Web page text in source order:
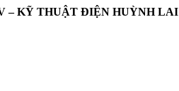
– KỸ THUẬT ĐIỆN HUỲNH LAI